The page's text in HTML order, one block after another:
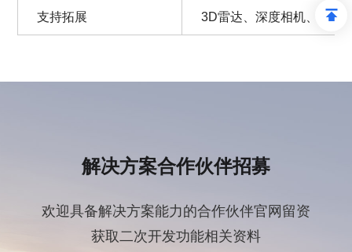
支持拓展 3D雷达、深度相机、RTK
解决方案合作伙伴招募
欢迎具备解决方案能力的合作伙伴官网留资
获取二次开发功能相关资料